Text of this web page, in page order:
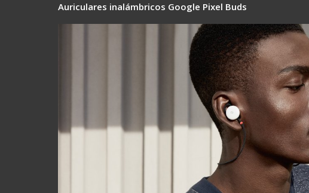
Auriculares inalámbricos Google Pixel Buds